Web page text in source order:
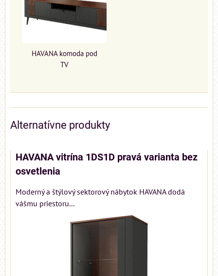
HAVANA komoda pod
TV
Alternatívne produkty
HAVANA vitrína 1DS1D pravá varianta bez
osvetlenia
Moderný a štýlový sektorový nábytok HAVANA dodá
vášmu priestoru...